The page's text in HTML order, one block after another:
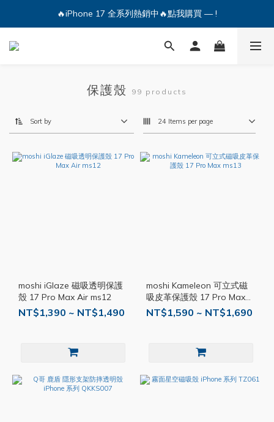
🔥iPhone 17 全系列熱銷中🔥點我購買 — !
🔥iPhone 17 全系列熱銷中🔥點我購買 — !
💕加入Q哥 Line 新好友領優惠券！🎫
保護殼 99 products
Sort by 24 Items per page
moshi iGlaze 磁吸透明保護
殼 17 Pro Max Air ms12
NT$1,390 ~ NT$1,490
moshi Kameleon 可立式磁
吸皮革保護殼 17 Pro Max
ms13
NT$1,590 ~ NT$1,690